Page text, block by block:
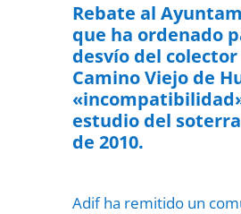
Rebate al
que ha ordenado
desvío del
Camino Viejo de
estudio del
de 2010.
Adif ha remitido un